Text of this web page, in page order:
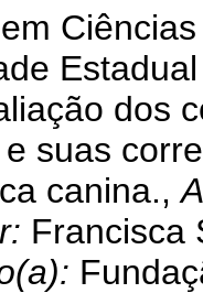
dos
suas
canina.,
Francisca